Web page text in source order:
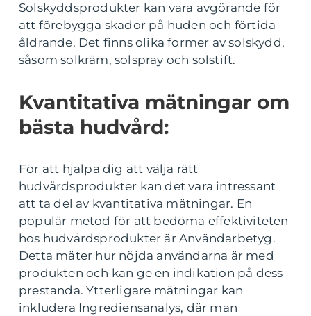
Solskyddsprodukter kan vara avgörande för
att förebygga skador på huden och förtida
åldrande. Det finns olika former av solskydd,
såsom solkräm, solspray och solstift.
Kvantitativa mätningar om
bästa hudvård:
För att hjälpa dig att välja rätt
hudvårdsprodukter kan det vara intressant
att ta del av kvantitativa mätningar. En
populär metod för att bedöma effektiviteten
hos hudvårdsprodukter är Användarbetyg.
Detta mäter hur nöjda användarna är med
produkten och kan ge en indikation på dess
prestanda. Ytterligare mätningar kan
inkludera Ingrediensanalys, där man